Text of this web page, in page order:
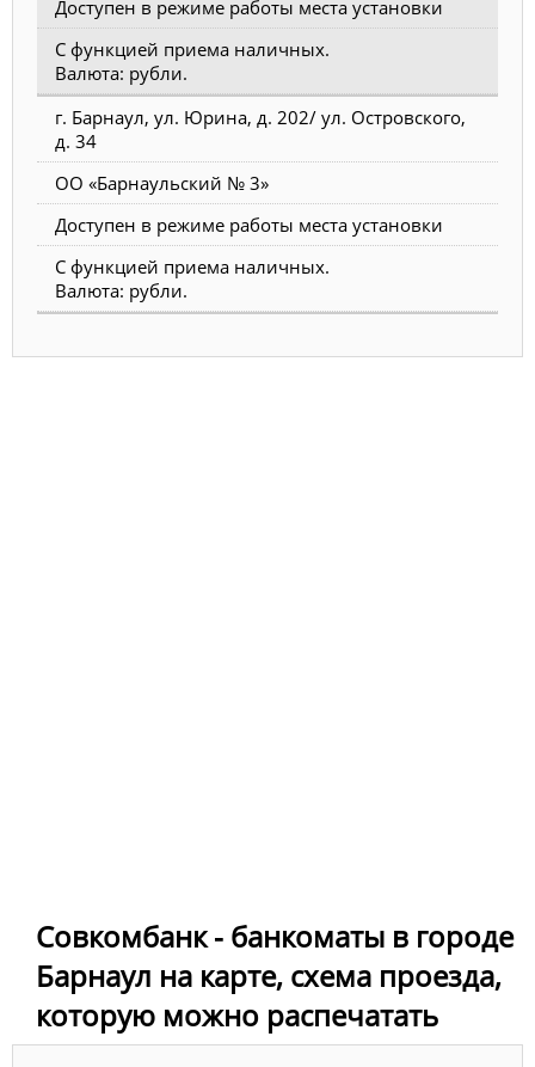
Доступен в режиме работы места установки
С функцией приема наличных.
Валюта: рубли.
г. Барнаул, ул. Юрина, д. 202/ ул. Островского,
д. 34
ОО «Барнаульский № 3»
Доступен в режиме работы места установки
С функцией приема наличных.
Валюта: рубли.
Совкомбанк - банкоматы в городе
Барнаул на карте, схема проезда,
которую можно распечатать